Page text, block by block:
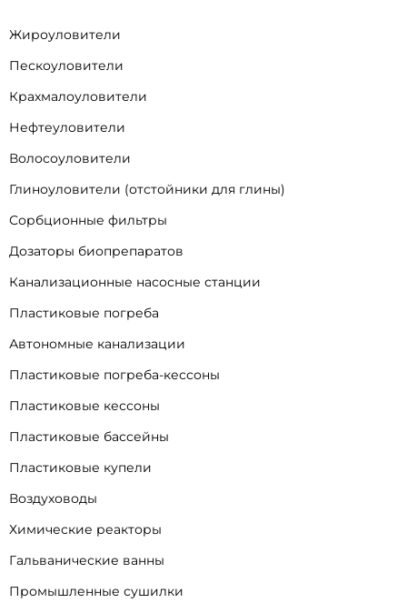
Жироуловители
Пескоуловители
Крахмалоуловители
Нефтеуловители
Волосоуловители
Глиноуловители (отстойники для глины)
Сорбционные фильтры
Дозаторы биопрепаратов
Канализационные насосные станции
Пластиковые погреба
Автономные канализации
Пластиковые погреба-кессоны
Пластиковые кессоны
Пластиковые бассейны
Пластиковые купели
Воздуховоды
Химические реакторы
Гальванические ванны
Промышленные сушилки